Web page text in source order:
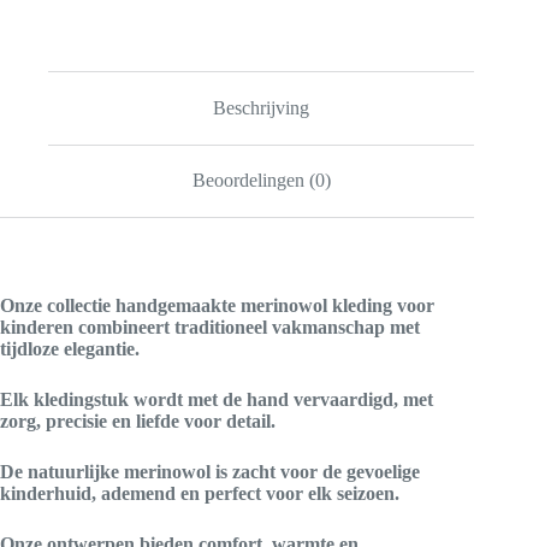
Beschrijving
Beoordelingen (0)
Onze collectie handgemaakte merinowol kleding voor
kinderen combineert traditioneel vakmanschap met
tijdloze elegantie.
Elk kledingstuk wordt met de hand vervaardigd, met
zorg, precisie en liefde voor detail.
De natuurlijke merinowol is zacht voor de gevoelige
kinderhuid, ademend en perfect voor elk seizoen.